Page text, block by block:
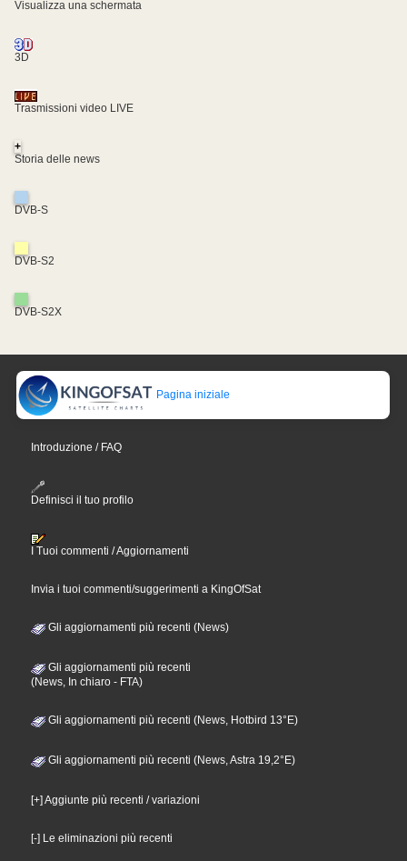
Visualizza una schermata
3D
Trasmissioni video LIVE
+
Storia delle news
DVB-S
DVB-S2
DVB-S2X
Pagina iniziale
Introduzione / FAQ
Definisci il tuo profilo
I Tuoi commenti / Aggiornamenti
Invia i tuoi commenti/suggerimenti a KingOfSat
Gli aggiornamenti più recenti (News)
Gli aggiornamenti più recenti
(News, In chiaro - FTA)
Gli aggiornamenti più recenti (News, Hotbird 13°E)
Gli aggiornamenti più recenti (News, Astra 19,2°E)
[+] Aggiunte più recenti / variazioni
[-] Le eliminazioni più recenti